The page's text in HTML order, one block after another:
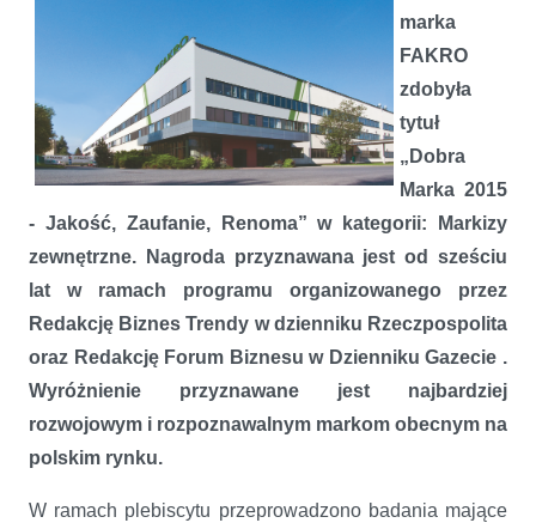
marka
FAKRO
zdobyła
tytuł
„Dobra
Marka 2015
- Jakość, Zaufanie, Renoma” w kategorii: Markizy
zewnętrzne. Nagroda przyznawana jest od sześciu
lat w ramach programu organizowanego przez
Redakcję Biznes Trendy w dzienniku Rzeczpospolita
oraz Redakcję Forum Biznesu w Dzienniku Gazecie .
Wyróżnienie przyznawane jest najbardziej
rozwojowym i rozpoznawalnym markom obecnym na
polskim rynku.
W ramach plebiscytu przeprowadzono badania mające